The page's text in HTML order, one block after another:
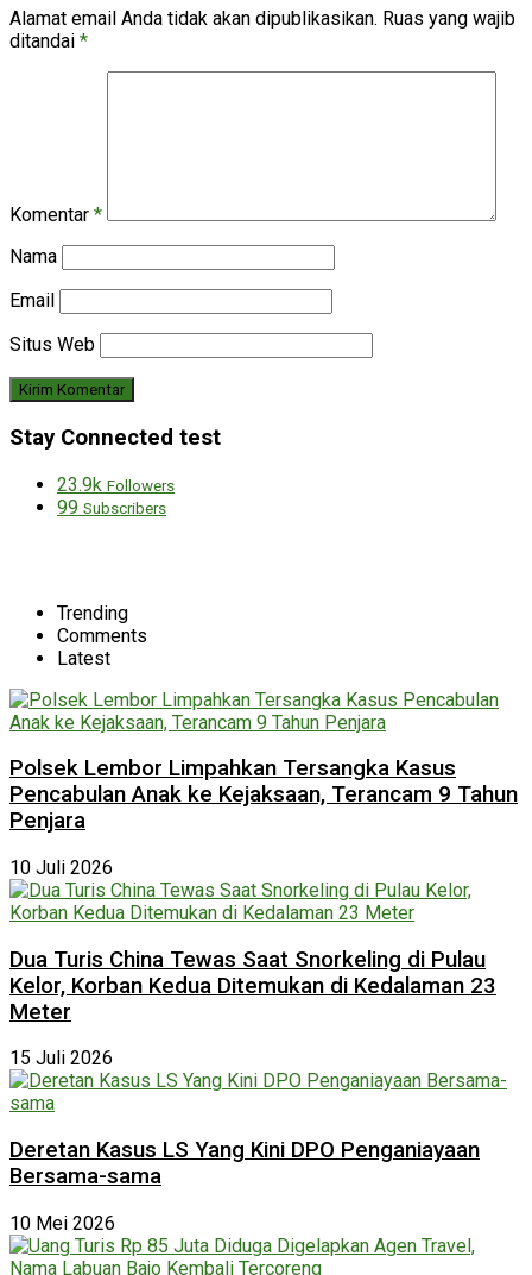
Alamat email Anda tidak akan dipublikasikan. Ruas yang wajib
ditandai *
Komentar *
Nama
Email
Situs Web
Stay Connected test
23.9k Followers
99 Subscribers
Trending
Comments
Latest
Polsek Lembor Limpahkan Tersangka Kasus
Pencabulan Anak ke Kejaksaan, Terancam 9 Tahun
Penjara
10 Juli 2026
Dua Turis China Tewas Saat Snorkeling di Pulau
Kelor, Korban Kedua Ditemukan di Kedalaman 23
Meter
15 Juli 2026
Deretan Kasus LS Yang Kini DPO Penganiayaan
Bersama-sama
10 Mei 2026